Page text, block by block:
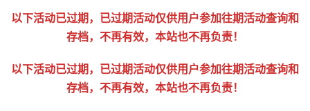
以下活动已过期，已过期活动仅供用户参加往期活动查询和
存档，不再有效，本站也不再负责！
以下活动已过期，已过期活动仅供用户参加往期活动查询和
存档，不再有效，本站也不再负责！